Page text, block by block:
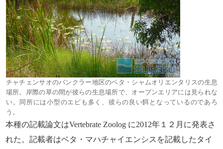
チャチェンサオのバンクラー地区のベタ・シャムオリエンタリスの生息
場所。岸際の草の間が彼らの生息場所で、オープンエリアには見られな
い。同所には小型のエビも多く、彼らの良い餌となっているのであろ
う。
本種の記載論文はVertebrate Zoolog に2012年１２月に発表さ
れた。記載者はベタ・マハチャイエンシスを記載したタイ